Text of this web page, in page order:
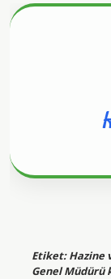
Etiket:Hazine
Genel Müdürü